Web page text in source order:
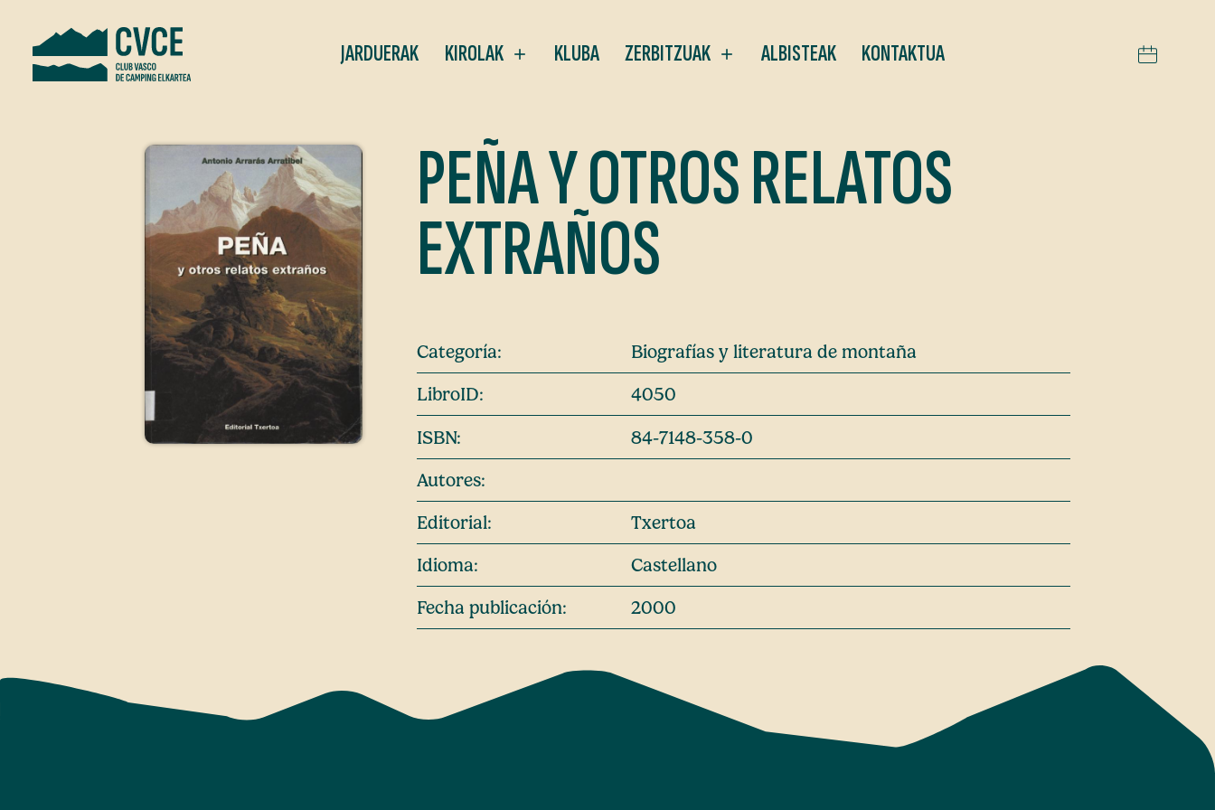
JARDUERAK KIROLAK KLUBA ZERBITZUAK ALBISTEAK KONTAKTUA
PEÑA Y OTROS RELATOS
EXTRAÑOS
Categoría:
Biografías y literatura de montaña
LibroID:
4050
ISBN:
84-7148-358-0
Autores:
Editorial:
Txertoa
Idioma:
Castellano
Fecha publicación:
2000